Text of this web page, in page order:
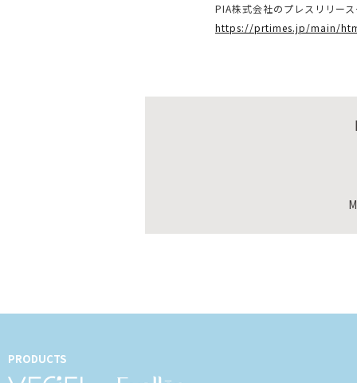
PIA株式会社のプレスリリー
https://prtimes.jp/main/
PRODUCTS